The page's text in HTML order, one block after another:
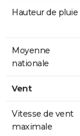
Hauteur de pluie
Moyenne
nationale
Vent
Vitesse de vent
maximale